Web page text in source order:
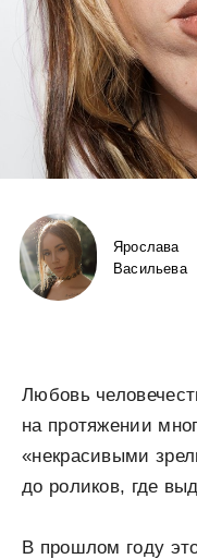
Ярослава
Васильева
Любовь
на протяжении
«некрасивыми
до роликов, где
В прошлом году